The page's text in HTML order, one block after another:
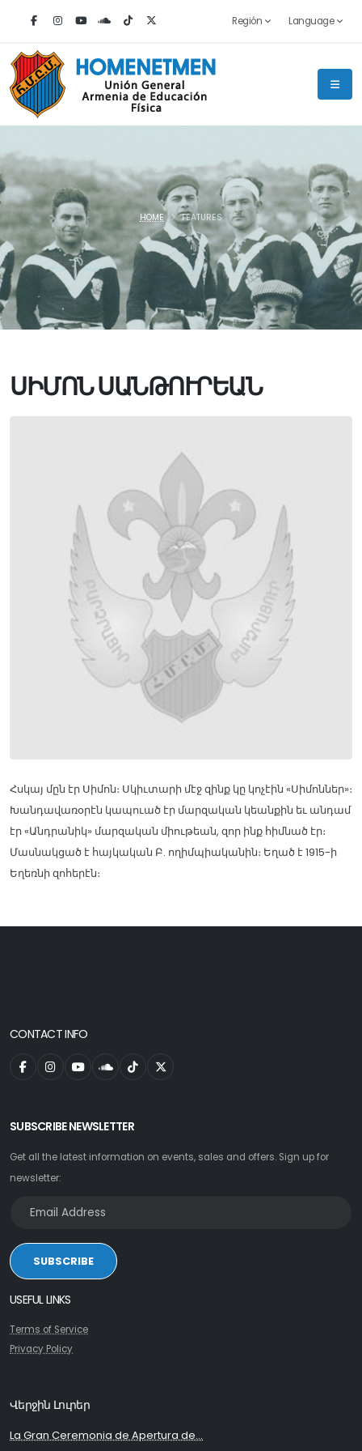
Región Language
HOME FEATURES
ՍԻՄՈՆ ՍԱՆԹՈՒՐԵԱՆ
Հսկայ մըն էր Սիմոն։ Սկիւտարի մէջ զինք կը կոչէին «Սիմոններ»։
Խանդավառօրէն կապուած էր մարզական կեանքին եւ անդամ
էր «Անդրանիկ» մարզական միութեան, զոր ինք հիմնած էր։
Մասնակցած է հայկական Բ. ողիմպիականին։ Եղած է 1915-ի
Եղեռնի զոհերէն։
CONTACT INFO
SUBSCRIBE NEWSLETTER
Get all the latest information on events, sales and offers. Sign up for
newsletter:
SUBSCRIBE
USEFUL LINKS
Terms of Service
Privacy Policy
Վերջին Լուրեր
La Gran Ceremonia de Apertura de...